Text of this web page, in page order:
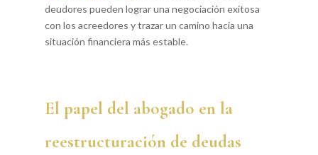
deudores pueden lograr una negociación exitosa
con los acreedores y trazar un camino hacia una
situación financiera más estable.
El papel del abogado en la
reestructuración de deudas